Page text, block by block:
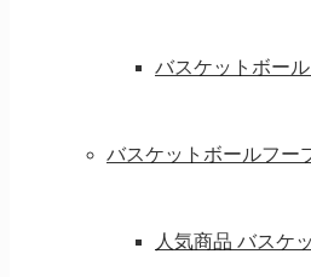
バスケットボール
バスケットボールフー
人気商品 バスケ